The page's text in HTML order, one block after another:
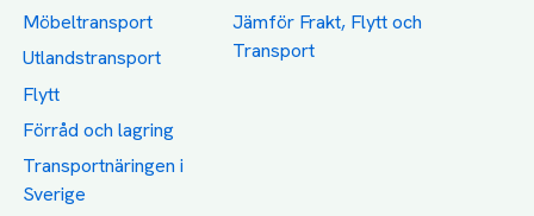
Möbeltransport
Utlandstransport
Flytt
Förråd och lagring
Transportnäringen i
Sverige
Jämför Frakt, Flytt och
Transport